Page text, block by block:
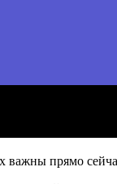
важны прямо